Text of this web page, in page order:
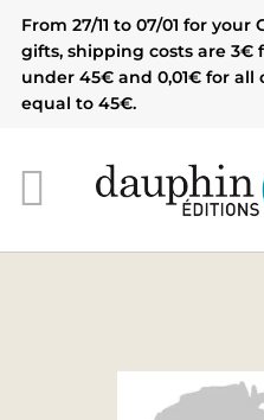
content
From 27/11 to 07/01 for your
gifts, shipping costs are 3€
under 45€ and 0,01€ for all
equal to 45€.